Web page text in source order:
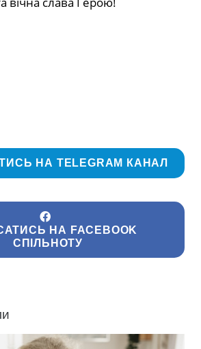
НА TELEGRAM КАНАЛ
НА FACEBOOK
СПІЛЬНОТУ